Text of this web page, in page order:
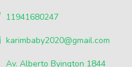
11941680247
karimbaby2020@gmail.com
Av. Alberto Byington 1844